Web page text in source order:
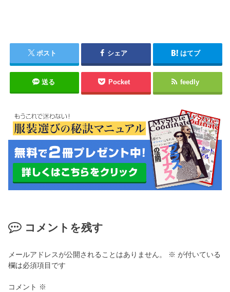
ポスト シェア はてブ
送る Pocket feedly
コメントを残す
メールアドレスが公開されることはありません。 ※ が付いている
欄は必須項目です
コメント ※